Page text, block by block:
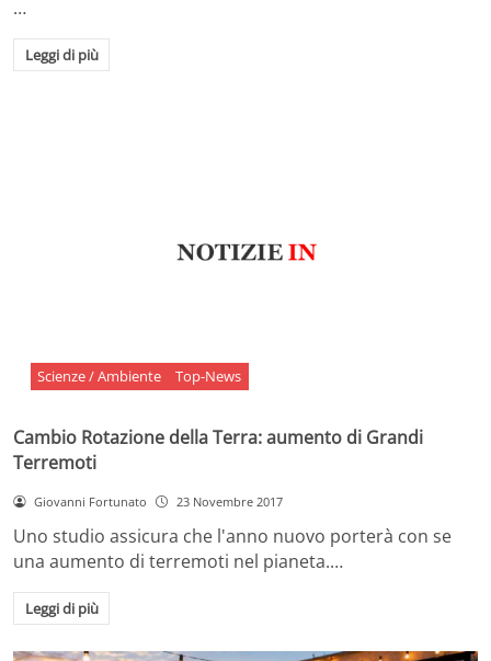
…
Leggi di più
Scienze / Ambiente Top-News
Cambio Rotazione della Terra: aumento di Grandi
Terremoti
Giovanni Fortunato 23 Novembre 2017
Uno studio assicura che l'anno nuovo porterà con se
una aumento di terremoti nel pianeta.…
Leggi di più